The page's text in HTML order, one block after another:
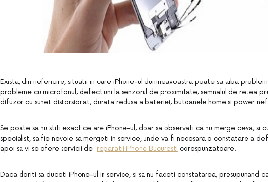
Exista, din nefericire, situatii in care iPhone-ul dumneavoastra poate sa aiba
probleme cu microfonul, defectiuni la senzorul de proximitate, semnalul de retea
difuzor cu sunet distorsionat, durata redusa a bateriei, butoanele home si power
Se poate sa nu stiti exact ce are iPhone-ul, doar sa observati ca nu merge ceva, si
specialist, sa fie nevoie sa mergeti in service, unde va fi necesara o constatare a
apoi sa vi se ofere servicii de reparatii iPhone Bucuresti corespunzatoare.
Daca doriti sa duceti iPhone-ul in service, si sa nu faceti constatarea, presupunand